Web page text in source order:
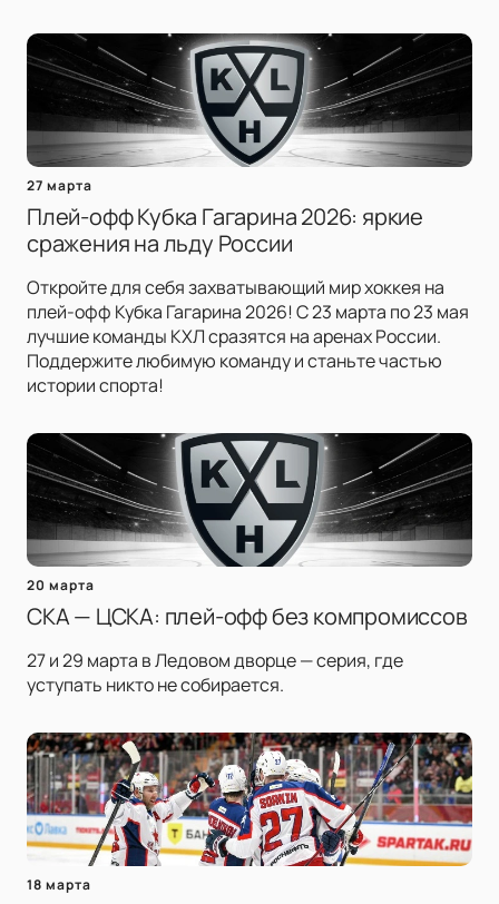
27 марта
Плей-офф Кубка Гагарина 2026: яркие
сражения на льду России
Откройте для себя захватывающий мир хоккея на
плей-офф Кубка Гагарина 2026! С 23 марта по 23 мая
лучшие команды КХЛ сразятся на аренах России.
Поддержите любимую команду и станьте частью
истории спорта!
20 марта
СКА — ЦСКА: плей-офф без компромиссов
27 и 29 марта в Ледовом дворце — серия, где
уступать никто не собирается.
18 марта